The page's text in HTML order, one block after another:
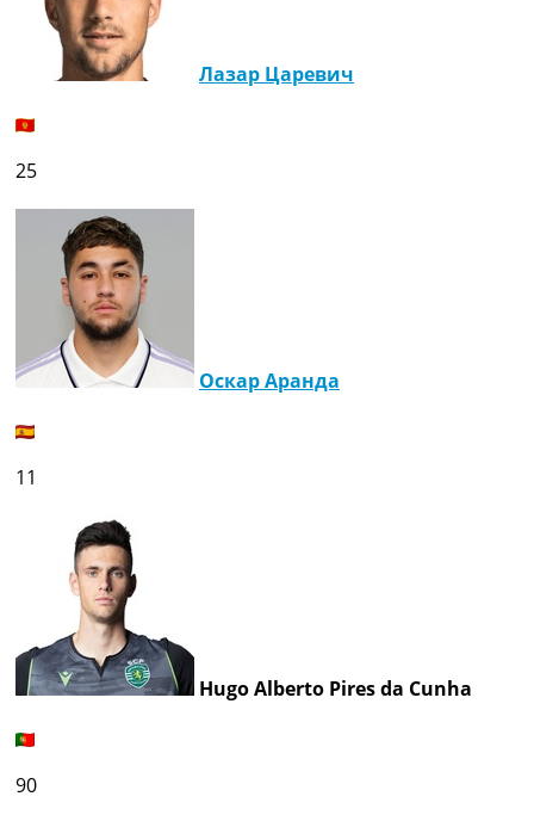
Лазар Царевич
25
Оскар Аранда
11
Hugo Alberto Pires da Cunha
90